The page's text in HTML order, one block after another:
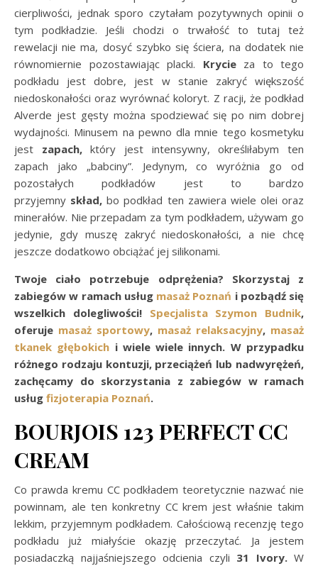
cierpliwości, jednak sporo czytałam pozytywnych opinii o
tym podkładzie. Jeśli chodzi o trwałość to tutaj też
rewelacji nie ma, dosyć szybko się ściera, na dodatek nie
równomiernie pozostawiając placki. Krycie za to tego
podkładu jest dobre, jest w stanie zakryć większość
niedoskonałości oraz wyrównać koloryt. Z racji, że podkład
Alverde jest gęsty można spodziewać się po nim dobrej
wydajności. Minusem na pewno dla mnie tego kosmetyku
jest zapach,który jest intensywny, określiłabym ten
zapach jako „babciny”. Jedynym, co wyróżnia go od
pozostałych podkładów jest to bardzo
przyjemny skład, bo podkład ten zawiera wiele olei oraz
minerałów. Nie przepadam za tym podkładem, używam go
jedynie, gdy muszę zakryć niedoskonałości, a nie chcę
jeszcze dodatkowo obciążać jej silikonami.
Twoje ciało potrzebuje odprężenia? Skorzystaj z
zabiegów w ramach usługmasaż Poznań i pozbądź się
wszelkich dolegliwości!Specjalista Szymon Budnik,
oferuje masaż sportowy, masaż relaksacyjny, masaż
tkanek głębokich i wiele wiele innych. W przypadku
różnego rodzaju kontuzji, przeciążeń lub nadwyrężeń,
zachęcamy do skorzystania z zabiegów w ramach
usług fizjoterapia Poznań.
BOURJOIS 123 PERFECT CC
CREAM
Co prawda kremu CC podkładem teoretycznie nazwać nie
powinnam, ale ten konkretny CC krem jest właśnie takim
lekkim, przyjemnym podkładem. Całościową recenzję tego
podkładu już miałyście okazję przeczytać. Ja jestem
posiadaczką najjaśniejszego odcienia czyli 31 Ivory.W